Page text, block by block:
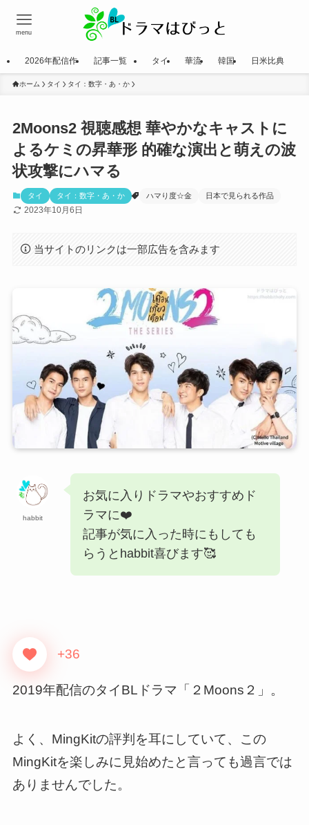
menu
2026年配信作 記事一覧 タイ 華流 韓国 日米比典
ホーム タイ タイ：数字・あ・か
2Moons2 視聴感想 華やかなキャストに
よるケミの昇華形 的確な演出と萌えの波
状攻撃にハマる
タイ タイ：数字・あ・か ハマり度☆金 日本で見られる作品
2023年10月6日
当サイトのリンクは一部広告を含みます
habbit
お気に入りドラマやおすすめド
ラマに❤️
記事が気に入った時にもしても
らうとhabbit喜びます🥰
+36
2019年配信のタイBLドラマ「２Moons２」。
よく、MingKitの評判を耳にしていて、この
MingKitを楽しみに見始めたと言っても過言では
ありませんでした。